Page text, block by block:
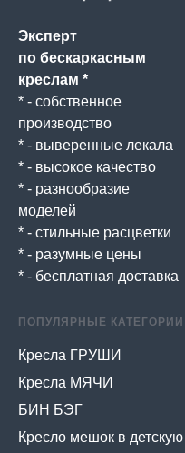
Эксперт
по бескаркасным
креслам *
* - собственное
производство
* - выверенные лекала
* - высокое качество
* - разнообразие
моделей
* - стильные расцветки
* - разумные цены
* - бесплатная доставка
ПОПУЛЯРНЫЕ КАТЕГОРИИ
Кресла ГРУШИ
Кресла МЯЧИ
БИН БЭГ
Кресло мешок в детскую